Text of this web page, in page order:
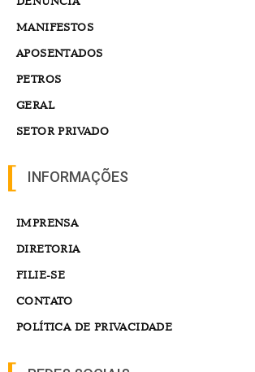
MANIFESTOS
APOSENTADOS
PETROS
GERAL
SETOR PRIVADO
INFORMAÇÕES
IMPRENSA
DIRETORIA
FILIE-SE
CONTATO
POLÍTICA DE PRIVACIDADE